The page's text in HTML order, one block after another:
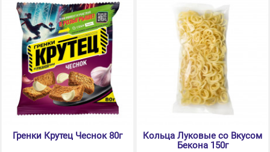
Гренки Крутец Чеснок 80г
Кольца Луковые со Вкусом
Бекона 150г